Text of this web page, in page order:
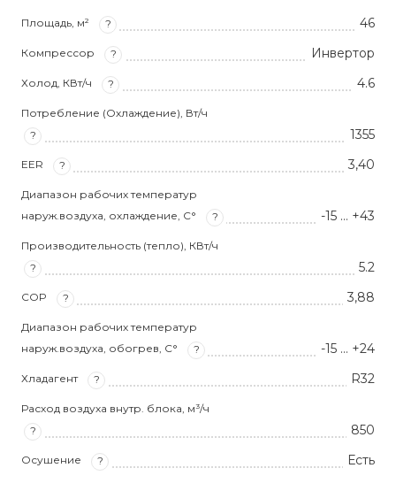
Площадь, м² ? 46
Компрессор ? Инвертор
Холод, КВт/ч ? 4.6
Потребление (Охлаждение), Вт/ч
?
1355
EER ? 3,40
Диапазон рабочих температур
наруж.воздуха, охлаждение, С°
? -15 … +43
Производительность (тепло), КВт/ч
?
5.2
COP ? 3,88
Диапазон рабочих температур
наруж.воздуха, обогрев, С°
? -15 … +24
Хладагент ? R32
Расход воздуха внутр. блока, м³/ч
?
850
Осушение ? Есть